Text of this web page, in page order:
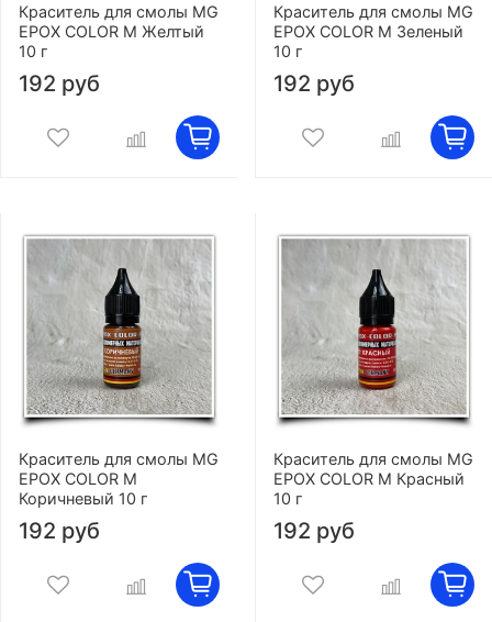
Краситель для смолы MG
EPOX COLOR M Желтый
10 г
192 руб
Краситель для смолы MG
EPOX COLOR M Зеленый
10 г
192 руб
Краситель для смолы MG
EPOX COLOR M
Коричневый 10 г
192 руб
Краситель для смолы MG
EPOX COLOR M Красный
10 г
192 руб